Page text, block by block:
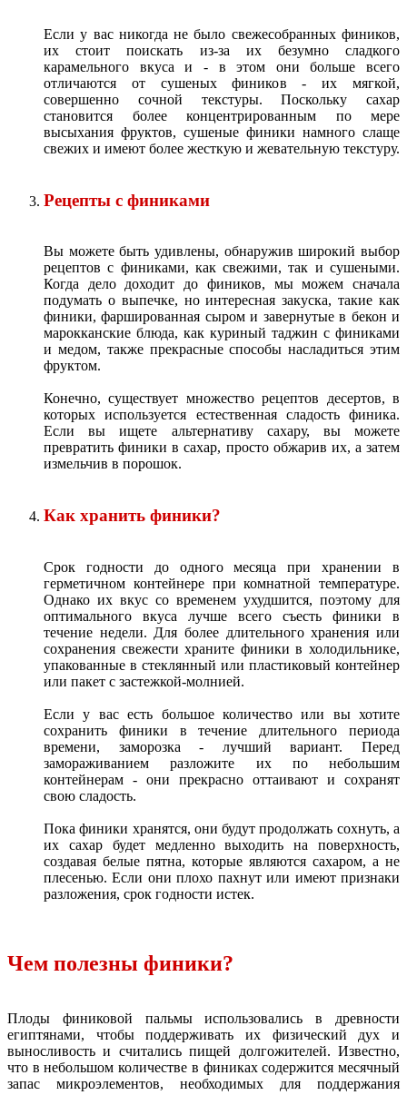
Если у вас никогда не было свежесобранных фиников,
их стоит поискать из-за их безумно сладкого
карамельного вкуса и - в этом они больше всего
отличаются от сушеных фиников - их мягкой,
совершенно сочной текстуры. Поскольку сахар
становится более концентрированным по мере
высыхания фруктов, сушеные финики намного слаще
свежих и имеют более жесткую и жевательную текстуру.
Рецепты с финиками
Вы можете быть удивлены, обнаружив широкий выбор
рецептов с финиками, как свежими, так и сушеными.
Когда дело доходит до фиников, мы можем сначала
подумать о выпечке, но интересная закуска, такие как
финики, фаршированная сыром и завернутые в бекон и
марокканские блюда, как куриный таджин с финиками
и медом, также прекрасные способы насладиться этим
фруктом.
Конечно, существует множество рецептов десертов, в
которых используется естественная сладость финика.
Если вы ищете альтернативу сахару, вы можете
превратить финики в сахар, просто обжарив их, а затем
измельчив в порошок.
Как хранить финики?
Срок годности до одного месяца при хранении в
герметичном контейнере при комнатной температуре.
Однако их вкус со временем ухудшится, поэтому для
оптимального вкуса лучше всего съесть финики в
течение недели. Для более длительного хранения или
сохранения свежести храните финики в холодильнике,
упакованные в стеклянный или пластиковый контейнер
или пакет с застежкой-молнией.
Если у вас есть большое количество или вы хотите
сохранить финики в течение длительного периода
времени, заморозка - лучший вариант. Перед
замораживанием разложите их по небольшим
контейнерам - они прекрасно оттаивают и сохранят
свою сладость.
Пока финики хранятся, они будут продолжать сохнуть, а
их сахар будет медленно выходить на поверхность,
создавая белые пятна, которые являются сахаром, а не
плесенью. Если они плохо пахнут или имеют признаки
разложения, срок годности истек.
Чем полезны финики?
Плоды финиковой пальмы использовались в древности
египтянами, чтобы поддерживать их физический дух и
выносливость и считались пищей долгожителей. Известно,
что в небольшом количестве в финиках содержится месячный
запас микроэлементов, необходимых для поддержания